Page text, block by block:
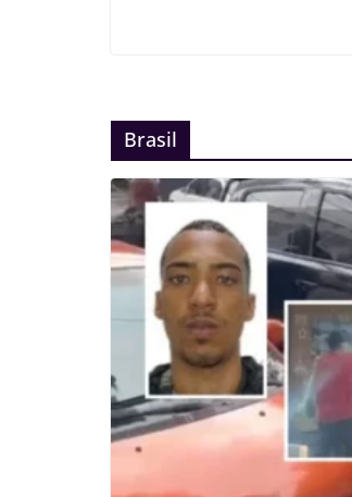
Brasil